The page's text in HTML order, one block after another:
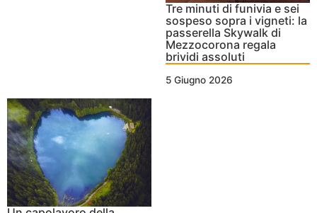
Tre minuti di funivia e sei
sospeso sopra i vigneti: la
passerella Skywalk di
Mezzocorona regala
brividi assoluti
5 Giugno 2026